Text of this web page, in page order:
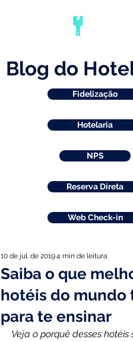
Blog do
Fidelização
Hotelaria
NPS
Reserva Direta
Web Check-in
Saiba o que
hotéis do mundo
para te ensinar
10 de jul. de 20194 min de leitura
Veja o porquê desses hotéis